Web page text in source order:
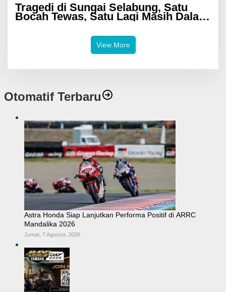
Tragedi di Sungai Selabung, Satu
Bocah Tewas, Satu Lagi Masih Dalam
View More
Otomatif Terbaru
Astra Honda Siap Lanjutkan Performa Positif di ARRC
Mandalika 2026
Jumat, 7 Agustus 2026